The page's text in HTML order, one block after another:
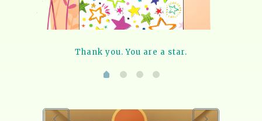
Thank you. You are a star.